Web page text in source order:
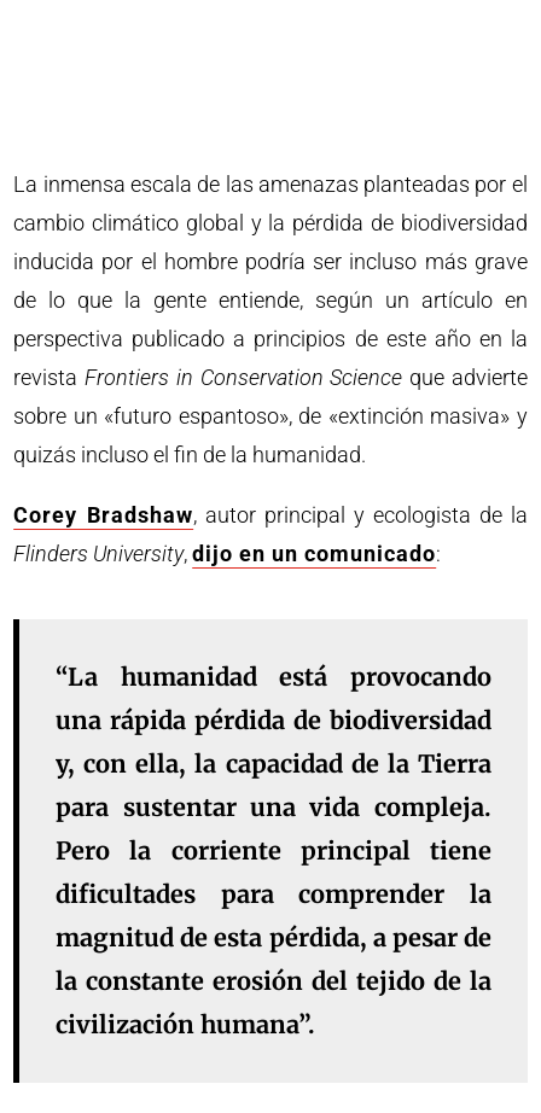
La inmensa escala de las amenazas planteadas por el
cambio climático global y la pérdida de biodiversidad
inducida por el hombre podría ser incluso más grave
de lo que la gente entiende, según un artículo en
perspectiva publicado a principios de este año en la
revista Frontiers in Conservation Science que advierte
sobre un «futuro espantoso», de «extinción masiva» y
quizás incluso el fin de la humanidad.
Corey Bradshaw, autor principal y ecologista de la
Flinders University,dijo en un comunicado:
“La humanidad está provocando
una rápida pérdida de biodiversidad
y, con ella, la capacidad de la Tierra
para sustentar una vida compleja.
Pero la corriente principal tiene
dificultades para comprender la
magnitud de esta pérdida, a pesar de
la constante erosión del tejido de la
civilización humana”.